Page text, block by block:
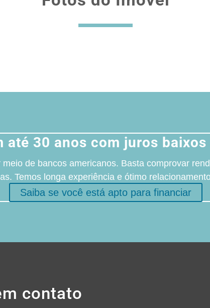
até 30 anos com juros
de bancos americanos. Basta comprovar
Temos longa experiência e ótimo
Saiba se você está apto para financiar
contato